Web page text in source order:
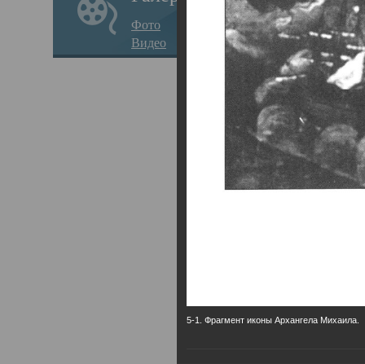
Фото
Видео
5-1. Фрагмент иконы Архангела Михаила.